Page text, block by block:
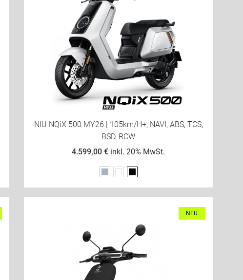
NIU NQiX 500 MY26 | 105km/h+, NAVI, ABS, TCS,
BSD, RCW
4.599,00 € inkl. 20% MwSt.
GrauWeißSchwarz
NEU